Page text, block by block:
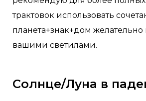
трактовок использовать
планета+знак+дом желательно
вашими светилами.
Солнце/Луна в